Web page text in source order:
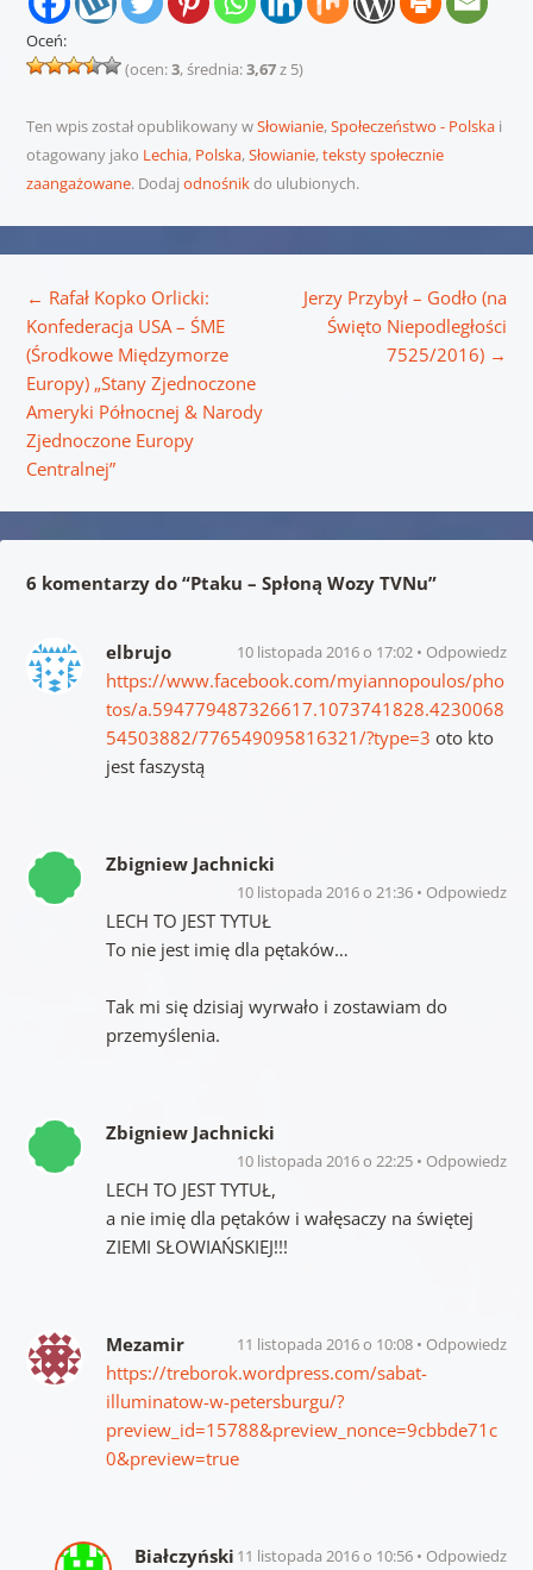
Oceń:
(ocen:3, średnia:3,67z 5)
Ten wpis został opublikowany wSłowianie,Społeczeństwo - Polskai
otagowany jako Lechia, Polska,Słowianie,teksty społecznie
zaangażowane. Dodaj odnośnikdo ulubionych.
← Rafał Kopko Orlicki:
Konfederacja USA – ŚME
(Środkowe Międzymorze
Europy) „Stany Zjednoczone
Ameryki Północnej & Narody
Zjednoczone Europy
Centralnej”
Jerzy Przybył – Godło (na
Święto Niepodległości
7525/2016) →
6 komentarzy do “Ptaku – Spłoną Wozy TVNu”
elbrujo 10 listopada 2016 o 17:02 Odpowiedz
https://www.facebook.com/myiannopoulos/pho
tos/a.594779487326617.1073741828.4230068
54503882/776549095816321/?type=3 oto kto
jest faszystą
Zbigniew Jachnicki
10 listopada 2016 o 21:36 Odpowiedz
LECH TO JEST TYTUŁ
To nie jest imię dla pętaków…
Tak mi się dzisiaj wyrwało i zostawiam do
przemyślenia.
Zbigniew Jachnicki
10 listopada 2016 o 22:25 Odpowiedz
LECH TO JEST TYTUŁ,
a nie imię dla pętaków i wałęsaczy na świętej
ZIEMI SŁOWIAŃSKIEJ!!!
Mezamir 11 listopada 2016 o 10:08 Odpowiedz
https://treborok.wordpress.com/sabat-
illuminatow-w-petersburgu/?
preview_id=15788&preview_nonce=9cbbde71c
0&preview=true
Białczyński 11 listopada 2016 o 10:56 Odpowiedz